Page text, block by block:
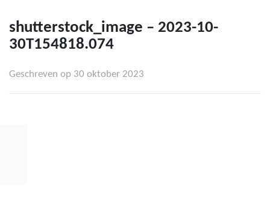
shutterstock_image – 2023-10-
30T154818.074
Geschreven op 30 oktober 2023